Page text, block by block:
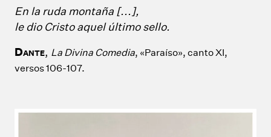
En la ruda montaña [...],
le dio Cristo aquel último sello.
DANTE, La Divina Comedia, «Paraíso», canto XI,
versos 106-107.